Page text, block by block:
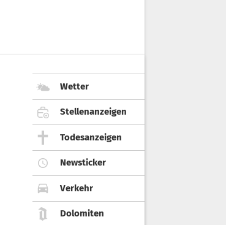
Wetter
Stellenanzeigen
Todesanzeigen
Newsticker
Verkehr
Dolomiten